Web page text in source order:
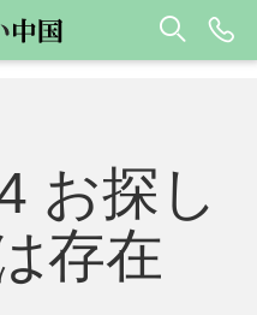
お探し
存在